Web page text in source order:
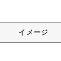
イメージ